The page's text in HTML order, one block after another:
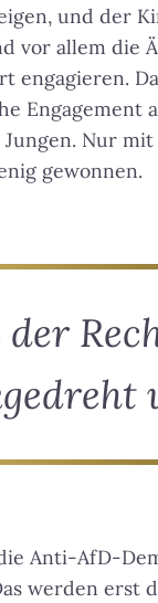
und der
vor allem die
engagieren.
Engagement
Nur
gewonnen.
Anti-AfD-
werden erst